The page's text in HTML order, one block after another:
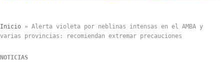
Inicio » Alerta violeta por neblinas intensas en el AMBA y
varias provincias: recomiendan extremar precauciones
NOTICIAS